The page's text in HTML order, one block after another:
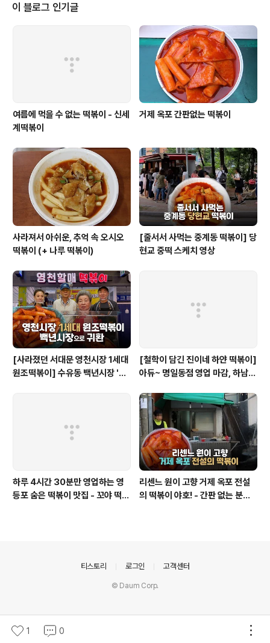
이 블로그 인기글
여름에 먹을 수 없는 떡볶이 - 신세
계떡볶이
거제 옥포 간판없는 떡볶이
사라져서 아쉬운, 추억 속 오시오
떡볶이 (+ 나루 떡볶이)
[줄서서 사먹는 중계동 떡볶이] 당
현교 중떡 스케치 영상
[사라졌던 서대문 영천시장 1세대
원조떡볶이] 수유동 백년시장 '영
[철학이 담긴 진이네 하얀 떡볶이]
아듀~ 명일동점 영업 마감, 하남
하루 4시간 30분만 영업하는 영
등포 숨은 떡볶이 맛집 - 꼬야 떡볶
리센느 원이 고향 거제 옥포 전설
의 떡볶이 야호! - 간판 없는 분식
1 0
티스토리 로그인 고객센터
© Daum Corp.